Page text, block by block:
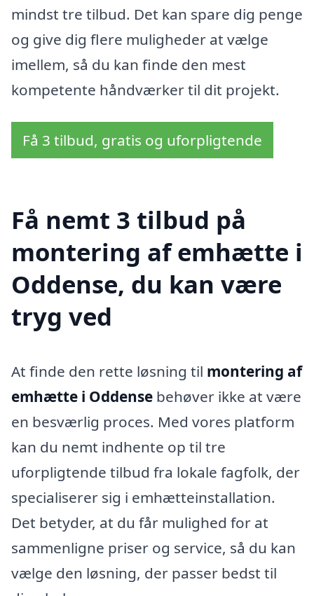
mindst tre tilbud. Det kan spare dig penge
og give dig flere muligheder at vælge
imellem, så du kan finde den mest
kompetente håndværker til dit projekt.
Få 3 tilbud, gratis og uforpligtende
Få nemt 3 tilbud på
montering af emhætte i
Oddense, du kan være
tryg ved
At finde den rette løsning til montering af
emhætte i Oddense behøver ikke at være
en besværlig proces. Med vores platform
kan du nemt indhente op til tre
uforpligtende tilbud fra lokale fagfolk, der
specialiserer sig i emhætteinstallation.
Det betyder, at du får mulighed for at
sammenligne priser og service, så du kan
vælge den løsning, der passer bedst til